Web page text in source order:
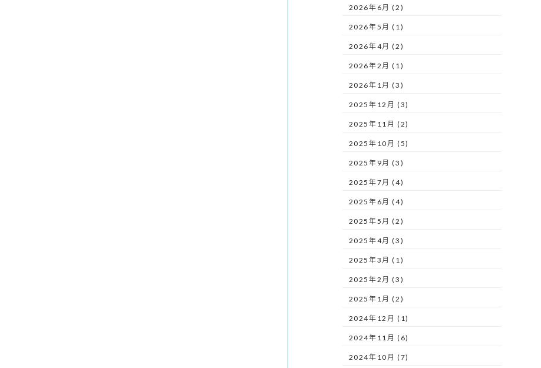
2026年6月 (2)
2026年5月 (1)
2026年4月 (2)
2026年2月 (1)
2026年1月 (3)
2025年12月 (3)
2025年11月 (2)
2025年10月 (5)
2025年9月 (3)
2025年7月 (4)
2025年6月 (4)
2025年5月 (2)
2025年4月 (3)
2025年3月 (1)
2025年2月 (3)
2025年1月 (2)
2024年12月 (1)
2024年11月 (6)
2024年10月 (7)